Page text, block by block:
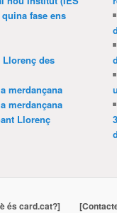
fase ens
Llorenç des
merdançana
merdançana
Llorenç
és card.cat?]